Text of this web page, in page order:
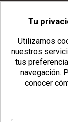
Tu
Utilizamos
nuestros
tus
navegación.
conocer